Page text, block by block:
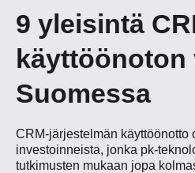
9 yleisintä
käyttöönoton
Suomessa
CRM-järjestelmän käyttöönotto
investoinneista, jonka pk-
tutkimusten mukaan jopa